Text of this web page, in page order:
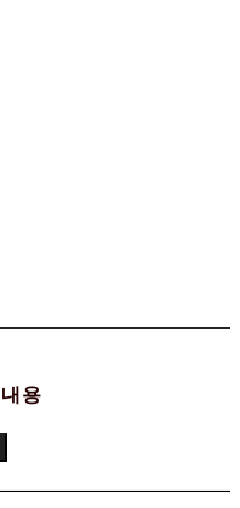
내용